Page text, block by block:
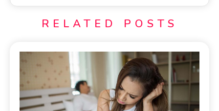
RELATED POSTS